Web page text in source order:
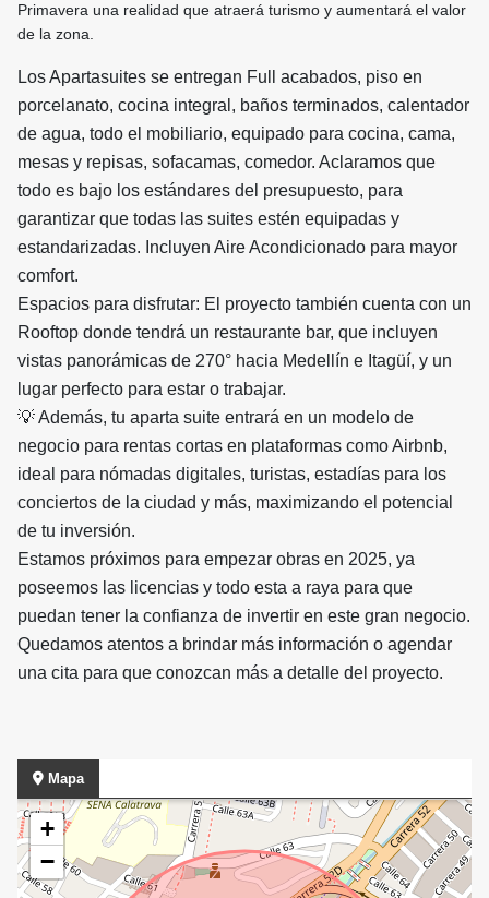
Primavera una realidad que atraerá turismo y aumentará el valor
de la zona.
Los Apartasuites se entregan Full acabados, piso en
porcelanato, cocina integral, baños terminados, calentador
de agua, todo el mobiliario, equipado para cocina, cama,
mesas y repisas, sofacamas, comedor. Aclaramos que
todo es bajo los estándares del presupuesto, para
garantizar que todas las suites estén equipadas y
estandarizadas. I ncluyen Aire Acondicionado para mayor
comfort.
Espacios para disfrutar: El proyecto también cuenta con un
Rooftop donde tendrá un restaurante bar, que incluyen
vistas panorámicas de 270° hacia Medellín e Itagüí, y un
lugar perfecto para estar o trabajar.
💡 Además, tu aparta suite entrará en un modelo de
negocio para rentas cortas en plataformas como Airbnb,
ideal para nómadas digitales, turistas, estadías para los
conciertos de la ciudad y más, maximizando el potencial
de tu inversión.
Estamos próximos para empezar obras en 2025, ya
poseemos las licencias y todo esta a raya para que
puedan tener la confianza de invertir en este gran negocio.
Quedamos atentos a brindar más información o agendar
una cita para que conozcan más a detalle del proyecto.
Mapa
+
−